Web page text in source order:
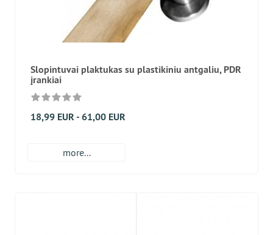
Slopintuvai plaktukas su plastikiniu antgaliu, PDR
įrankiai
18,99 EUR - 61,00 EUR
more...